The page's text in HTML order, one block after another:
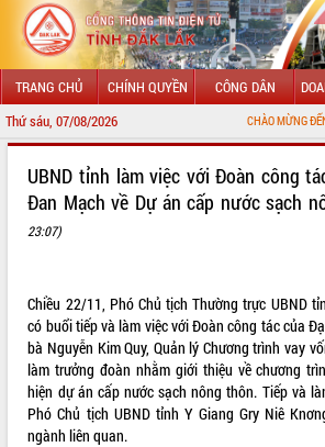
TRANG CHỦ CHÍNH QUYỀN CÔNG DÂN
Thứ sáu, 07/08/2026 CHÀO MỪNG ĐẾN VỚI CỔNG
LÃNH ĐẠO UBND TỈNH
SỞ, BAN, NGÀNH
UBND CÁC XÃ, PHƯỜNG
THÔNG TIN CHỈ ĐẠO ĐIỀU HÀNH
HỆ THỐNG VĂN BẢN
UBND tỉnh làm việc với Đoàn công
Đan Mạch về Dự án cấp nước sạch
23:07)
Chiều 22/11, Phó Chủ tịch Thường trực UBND
có buổi tiếp và làm việc với Đoàn công tác của
bà Nguyễn Kim Quy, Quản lý Chương trình vay
làm trưởng đoàn nhằm giới thiệu về chương
hiện dự án cấp nước sạch nông thôn. Tiếp và
Phó Chủ tịch UBND tỉnh Y Giang Gry Niê
ngành liên quan.